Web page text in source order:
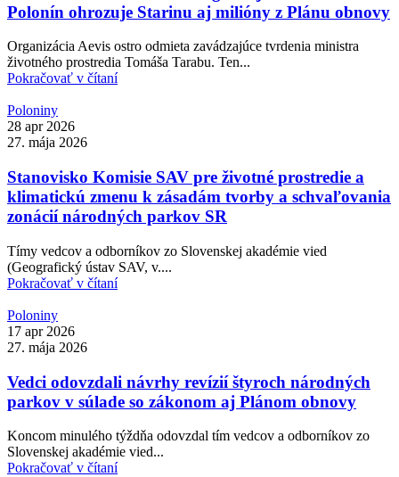
Polonín ohrozuje Starinu aj milióny z Plánu obnovy
Organizácia Aevis ostro odmieta zavádzajúce tvrdenia ministra
životného prostredia Tomáša Tarabu. Ten...
Pokračovať v čítaní
Poloniny
28 apr 2026
27. mája 2026
Stanovisko Komisie SAV pre životné prostredie a
klimatickú zmenu k zásadám tvorby a schvaľovania
zonácií národných parkov SR
Tímy vedcov a odborníkov zo Slovenskej akadémie vied
(Geografický ústav SAV, v....
Pokračovať v čítaní
Poloniny
17 apr 2026
27. mája 2026
Vedci odovzdali návrhy revízií štyroch národných
parkov v súlade so zákonom aj Plánom obnovy
Koncom minulého týždňa odovzdal tím vedcov a odborníkov zo
Slovenskej akadémie vied...
Pokračovať v čítaní